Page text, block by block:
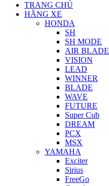
TRANG CHỦ
HÃNG XE
HONDA
SH
SH MODE
AIR BLADE
VISION
LEAD
WINNER
BLADE
WAVE
FUTURE
Super Cub
DREAM
PCX
MSX
YAMAHA
Exciter
Sirius
FreeGo